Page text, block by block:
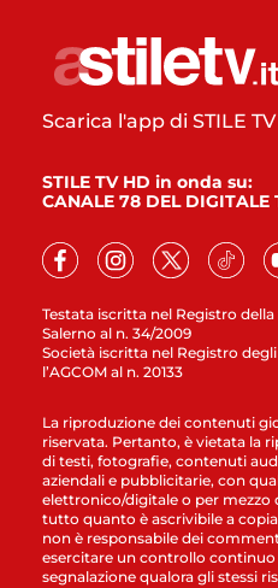
Testata iscritta nel Registro
Salerno al n. 34/2009
Società iscritta nel Registro
l’AGCOM al n. 20133
Scarica l'app di STILE
STILE TV HD in onda su:
CANALE 78 DEL DIGITALE
La riproduzione dei contenuti
riservata. Pertanto, è vietata la
di testi, fotografie, contenuti
aziendali e pubblicitarie, con
elettronico/digitale o per mezzo
tutto quanto è ascrivibile a
non è responsabile dei
esercitare un controllo
segnalazione qualora gli stessi